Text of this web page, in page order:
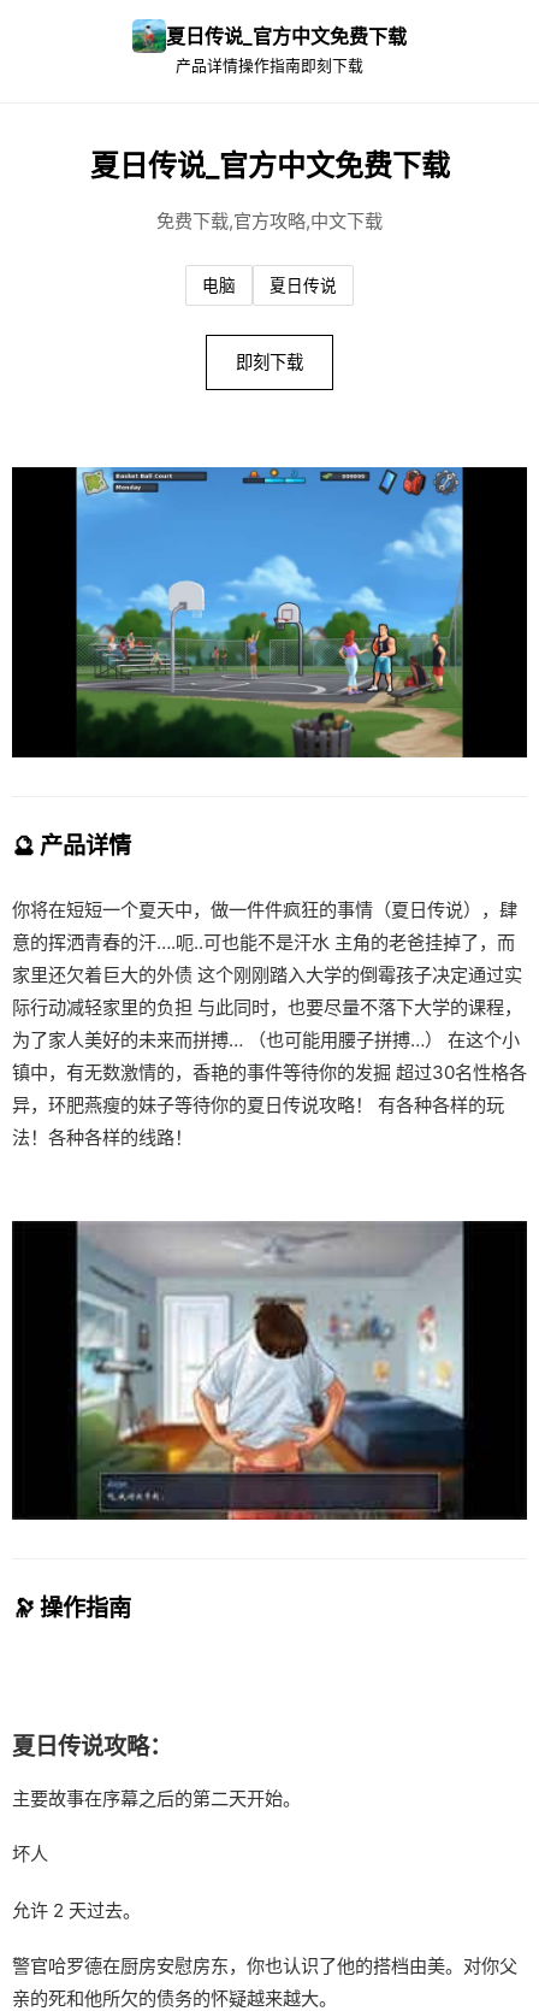
夏日传说_官方中文免费下载
产品详情操作指南 即刻下载
夏日传说_官方中文免费下载
免费下载,官方攻略,中文下载
电脑 夏日传说
即刻下载
🔮 产品详情
你将在短短一个夏天中，做一件件疯狂的事情（夏日传说），肆
意的挥洒青春的汗….呃..可也能不是汗水 主角的老爸挂掉了，而
家里还欠着巨大的外债 这个刚刚踏入大学的倒霉孩子决定通过实
际行动减轻家里的负担 与此同时，也要尽量不落下大学的课程，
为了家人美好的未来而拼搏… （也可能用腰子拼搏…） 在这个小
镇中，有无数激情的，香艳的事件等待你的发掘 超过30名性格各
异，环肥燕瘦的妹子等待你的夏日传说攻略！ 有各种各样的玩
法！各种各样的线路！
🔭 操作指南
夏日传说攻略：
主要故事在序幕之后的第二天开始。
坏人
允许 2 天过去。
警官哈罗德在厨房安慰房东，你也认识了他的搭档由美。对你父
亲的死和他所欠的债务的怀疑越来越大。